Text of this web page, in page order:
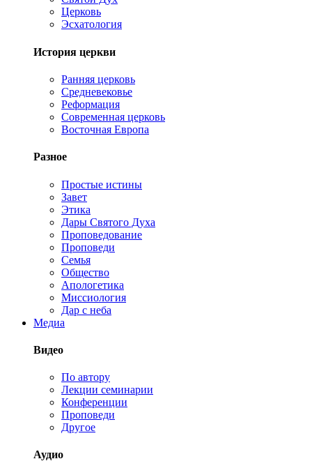
Церковь
Эсхатология
История церкви
Ранняя церковь
Средневековье
Реформация
Современная церковь
Восточная Европа
Разное
Простые истины
Завет
Этика
Дары Святого Духа
Проповедование
Проповеди
Семья
Общество
Апологетика
Миссиология
Дар с неба
Медиа
Видео
По автору
Лекции семинарии
Конференции
Проповеди
Другое
Аудио